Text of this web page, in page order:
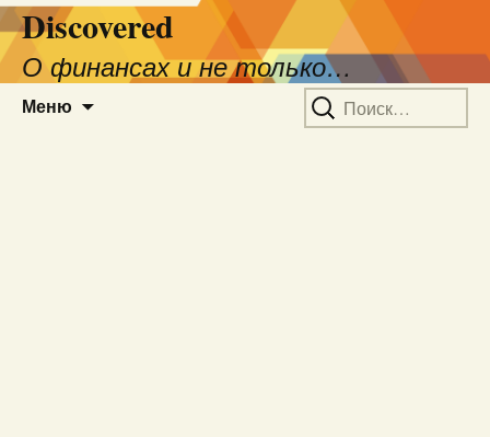
Discovered
О финансах и не только…
Меню Найти: